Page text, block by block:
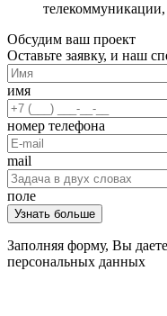
Обсудим ваш проект
Оставьте заявку, и наш
имя
номер телефона
mail
поле
Заполняя форму, Вы
персональных данных